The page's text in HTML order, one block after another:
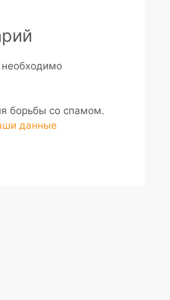
борьбы со спамом.
данные